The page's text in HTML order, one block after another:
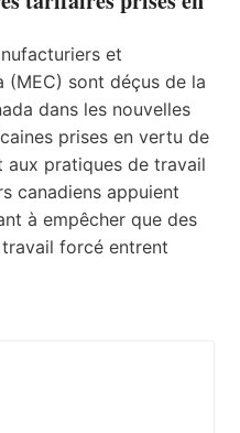
et
(MEC) sont déçus de la
dans les nouvelles
prises en vertu de
aux pratiques de travail
canadiens appuient
à empêcher que des
forcé entrent